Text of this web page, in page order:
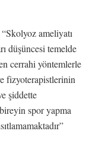
ameliyatı
düşüncesi temelde
cerrahi yöntemlerle
fizyoterapistlerinin
şiddette
spor yapma